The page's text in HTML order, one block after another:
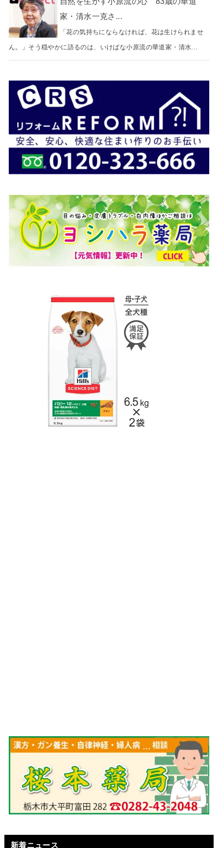
家・清水一克さ...
「花の気持ちにならなければ、花は生けられませ
ん。」そう穏やかに語るのは、いけばな小原流の華道家・清水...